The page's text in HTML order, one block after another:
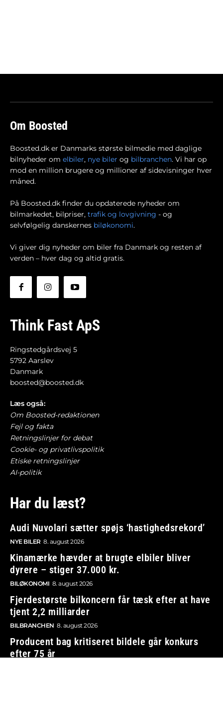
Om Boosted
Boosted.dk er Danmarks største bilmedie med daglige
bilnyheder om elbiler, nye biler og bilbranchen. Vi har op
mod en million brugere og millioner af sidevisninger hver
måned.
På Boosted.dk finder du opdaterede nyheder om
bilmarkedet, bilpriser, trafik og lovgivning - og
selvfølgelig danskernes biløkonomi.
Vi giver dig nyheder om biler fra Danmark og resten af
verden – hver dag og altid gratis.
Think Fast ApS
Ringstedgårdsvej 5
5792 Aarslev
Danmark
boosted@boosted.dk
Læs også:
Om Boosted-redaktionen
Fejl og fakta
Retningslinjer for debat
Cookie- og privatlivspolitik
Etiske retningslinjer
AI-politik
Har du læst?
Audi Nuvolari sætter spøjs ‘hastighedsrekord’
NYE BILER 8. august 2026
Kinamærke hævder at brugte elbiler bliver
dyrere – stiger 37.000 kr.
BILØKONOMI 8. august 2026
Fjerdestørste bilkoncern får tæsk efter at have
tjent 2,2 milliarder
BILBRANCHEN 8. august 2026
Producent bag kritiseret bildele går konkurs
efter 75 år